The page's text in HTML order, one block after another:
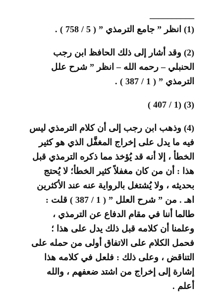
(1) انظر ” جامع الترمذي ” ( 5 / 758 ) .
(2) وقد أشار إلى ذلك الحافظ ابن رجب
الحنبلي – رحمه الله – انظر ” شرح علل
الترمذي ” ( 1 / 387 ) .
(3) (1 / 407 )
(4) وذهب ابن رجب إلى أن كلام الترمذي ليس
فيه ما يدل على إخراج المغفَّل الذي هو كثير
الخطأ ، إلا أنه قد يُؤخذ مما ذكره الترمذي قبل
هذا : أن من كان مغفلاً كثير الخطأ؛ لا يُحتج
بحديثه ، ولا يُشتغل بالرواية عنه عند الأكثرين
اهـ . من ” شرح العلل ” ( 1 / 387 ) قلت :
طالما أننا في مقام الدفاع عن الترمذي ،
وعلمنا أن كلامه قبل ذلك يدل على هذا ؛
فحمل الكلام على الاتفاق أولى من حمله على
التناقض ، وعلى ذلك : فلعل في كلامه هذا
إشارة إلى إخراج من اشتد ضعفهم ، والله
أعلم .